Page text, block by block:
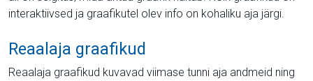
interaktiivsed ja graafikutel olev info on kohaliku aja järgi.
Reaalaja graafikud
Reaalaja graafikud kuvavad viimase tunni aja andmeid ning